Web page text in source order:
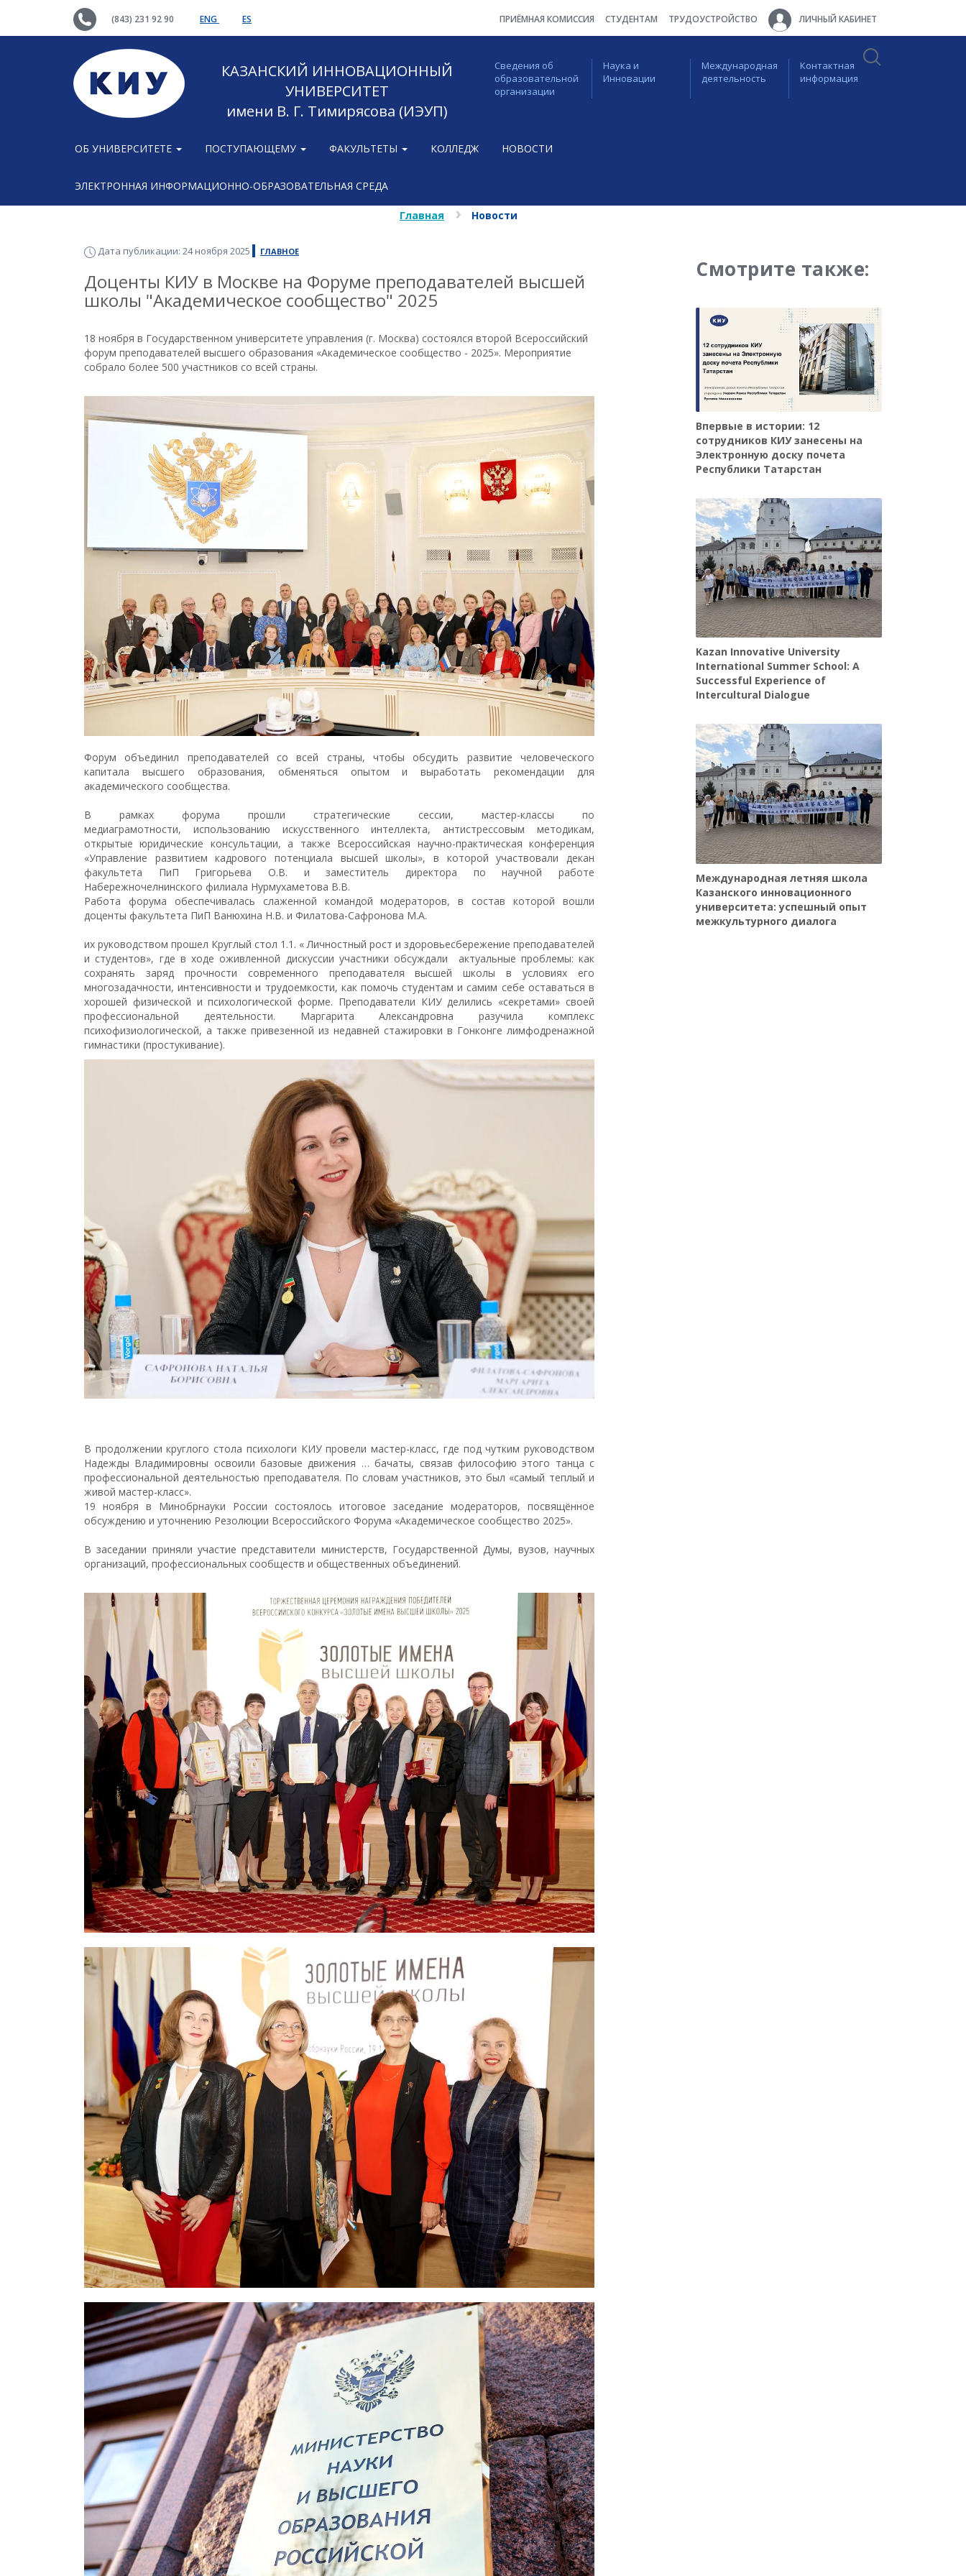
(843) 231 92 90 ENG ES ПРИЁМНАЯ КОМИССИЯ СТУДЕНТАМ ТРУДОУСТРОЙСТВО ЛИЧНЫЙ КАБИНЕТ
КАЗАНСКИЙ ИННОВАЦИОННЫЙ
УНИВЕРСИТЕТ
имени В. Г. Тимирясова (ИЭУП)
Сведения об
образовательной
организации
Наука и
Инновации
Международная
деятельность
Контактная
информация
ОБ УНИВЕРСИТЕТЕ ПОСТУПАЮЩЕМУ ФАКУЛЬТЕТЫ КОЛЛЕДЖ НОВОСТИ
ЭЛЕКТРОННАЯ ИНФОРМАЦИОННО-ОБРАЗОВАТЕЛЬНАЯ СРЕДА
Главная Новости
Дата публикации: 24 ноября 2025 ГЛАВНОЕ
Доценты КИУ в Москве на Форуме преподавателей высшей
школы "Академическое сообщество" 2025
18 ноября в Государственном университете управления (г. Москва) состоялся второй Всероссийский
форум преподавателей высшего образования «Академическое сообщество - 2025». Мероприятие
собрало более 500 участников со всей страны.
Форум объединил преподавателей со всей страны, чтобы обсудить развитие человеческого
капитала высшего образования, обменяться опытом и выработать рекомендации для
академического сообщества.
В рамках форума прошли стратегические сессии, мастер-классы по
медиаграмотности, использованию искусственного интеллекта, антистрессовым методикам,
открытые юридические консультации, а также Всероссийская научно-практическая конференция
«Управление развитием кадрового потенциала высшей школы», в которой участвовали декан
факультета ПиП Григорьева О.В. и заместитель директора по научной работе
Набережночелнинского филиала Нурмухаметова В.В.
Работа форума обеспечивалась слаженной командой модераторов, в состав которой вошли
доценты факультета ПиП Ванюхина Н.В. и Филатова-Сафронова М.А.
их руководством прошел Круглый стол 1.1. « Личностный рост и здоровьесбережение преподавателей
и студентов», где в ходе оживленной дискуссии участники обсуждали актуальные проблемы: как
сохранять заряд прочности современного преподавателя высшей школы в условиях его
многозадачности, интенсивности и трудоемкости, как помочь студентам и самим себе оставаться в
хорошей физической и психологической форме. Преподаватели КИУ делились «секретами» своей
профессиональной деятельности. Маргарита Александровна разучила комплекс
психофизиологической, а также привезенной из недавней стажировки в Гонконге лимфодренажной
гимнастики (простукивание).
В продолжении круглого стола психологи КИУ провели мастер-класс, где под чутким руководством
Надежды Владимировны освоили базовые движения … бачаты, связав философию этого танца с
профессиональной деятельностью преподавателя. По словам участников, это был «самый теплый и
живой мастер-класс».
19 ноября в Минобрнауки России состоялось итоговое заседание модераторов, посвящённое
обсуждению и уточнению Резолюции Всероссийского Форума «Академическое сообщество 2025».
В заседании приняли участие представители министерств, Государственной Думы, вузов, научных
организаций, профессиональных сообществ и общественных объединений.
Смотрите также:
Впервые в истории: 12
сотрудников КИУ занесены на
Электронную доску почета
Республики Татарстан
Kazan Innovative University
International Summer School: A
Successful Experience of
Intercultural Dialogue
Международная летняя школа
Казанского инновационного
университета: успешный опыт
межкультурного диалога